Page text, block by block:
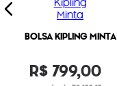
BOLSA KIPLING MINTA
R$ 799,00